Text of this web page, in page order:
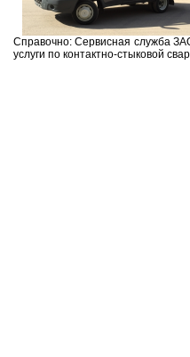
Справочно: Сервисная служба
услуги по контактно-стыковой